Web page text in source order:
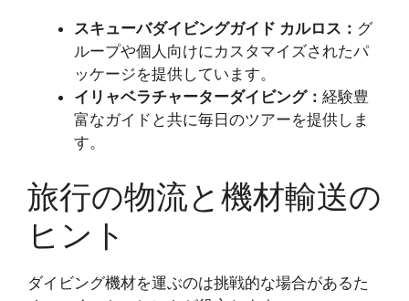
スキューバダイビングガイド カルロス： グ
ループや個人向けにカスタマイズされたパ
ッケージを提供しています。
イリャベラチャーターダイビング： 経験豊
富なガイドと共に毎日のツアーを提供しま
す。
旅行の物流と機材輸送の
ヒント
ダイビング機材を運ぶのは挑戦的な場合があるた